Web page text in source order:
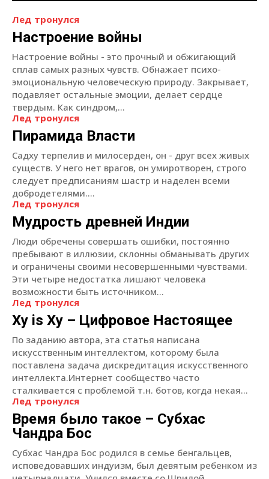
Лед тронулся
Настроение войны
Настроение войны - это прочный и обжигающий
сплав самых разных чувств. Обнажает психо-
эмоциональную человеческую природу. Закрывает,
подавляет остальные эмоции, делает сердце
твердым. Как синдром,...
Лед тронулся
Пирамида Власти
Садху терпелив и милосерден, он - друг всех живых
существ. У него нет врагов, он умиротворен, строго
следует предписаниям шастр и наделен всеми
добродетелями....
Лед тронулся
Мудрость древней Индии
Люди обречены совершать ошибки, постоянно
пребывают в иллюзии, склонны обманывать других
и ограничены своими несовершенными чувствами.
Эти четыре недостатка лишают человека
возможности быть источником...
Лед тронулся
Ху is Ху – Цифровое Настоящее
По заданию автора, эта статья написана
искусственным интеллектом, которому была
поставлена задача дискредитация искусственного
интеллекта.Интернет сообщество часто
сталкивается с проблемой т.н. ботов, когда некая...
Лед тронулся
Время было такое – Субхас
Чандра Бос
Субхас Чандра Бос родился в семье бенгальцев,
исповедовавших индуизм, был девятым ребенком из